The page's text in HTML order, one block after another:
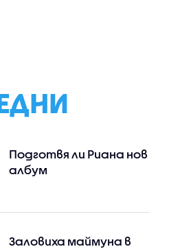
Подготвя ли Риана нов
албум
Заловиха маймуна в